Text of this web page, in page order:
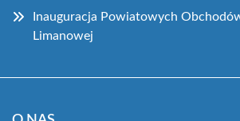
Inauguracja Powiatowych
Limanowej